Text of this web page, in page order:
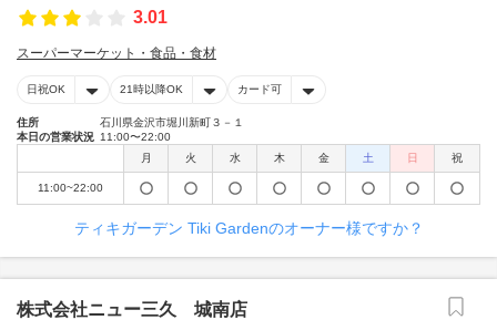
3.01
スーパーマーケット・食品・食材
日祝OK 21時以降OK カード可
住所
石川県金沢市堀川新町３－１
本日の営業状況 11:00〜22:00
月
火 水 木 金 土 日 祝
11:00~22:00
ティキガーデン Tiki Gardenのオーナー様ですか？
株式会社ニュー三久 城南店